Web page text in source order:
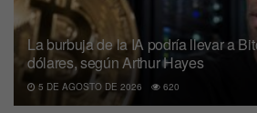
La burbuja de la IA podría llevar a
dólares, según Arthur Hayes
5 DE AGOSTO DE 2026 620